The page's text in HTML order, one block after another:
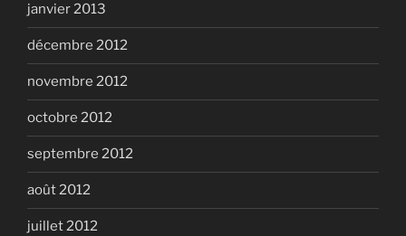
janvier 2013
décembre 2012
novembre 2012
octobre 2012
septembre 2012
août 2012
juillet 2012